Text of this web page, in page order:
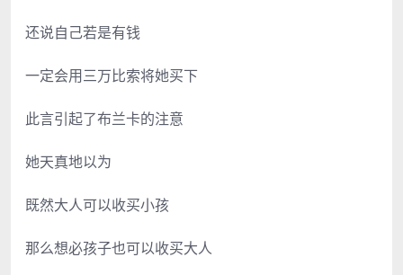
还说自己若是有钱
一定会用三万比索将她买下
此言引起了布兰卡的注意
她天真地以为
既然大人可以收买小孩
那么想必孩子也可以收买大人